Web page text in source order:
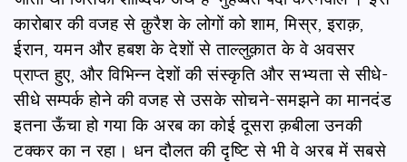
कारोबार की वजह से क़ुरैश के लोगों को शाम, मिस्र, इराक़,
ईरान, यमन और हबश के देशों से ताल्लुक़ात के वे अवसर
प्राप्त हुए, और विभिन्न देशों की संस्कृति और सभ्यता से सीधे-
सीधे सम्पर्क होने की वजह से उसके सोचने-समझने का मानदंड
इतना ऊँचा हो गया कि अरब का कोई दूसरा क़बीला उनकी
टक्कर का न रहा। धन दौलत की दृष्टि से भी वे अरब में सबसे